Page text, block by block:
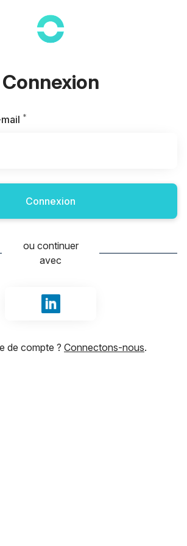
Connexion
*
Connexion
ou continuer
avec
Se connecter avec LinkedIn
de compte ? Connectons-nous.